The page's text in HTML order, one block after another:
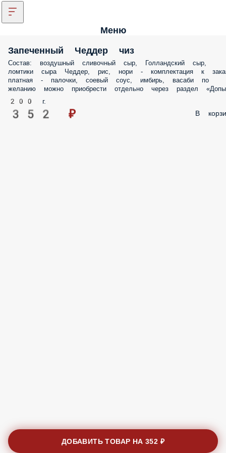
Меню
Запеченный Чеддер чиз
Состав: воздушный сливочный сыр, Голландский сыр,
ломтики сыра Чеддер, рис, нори - комплектация к
платная - палочки, соевый соус, имбирь, васаби по
желанию можно приобрести отдельно через раздел
200 г.
352 ₽ В
ДОБАВИТЬ ТОВАР НА352 ₽